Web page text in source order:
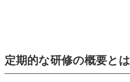
定期的な研修の概要とは